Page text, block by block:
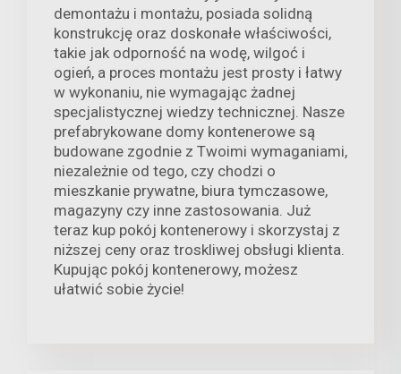
demontażu i montażu, posiada solidną
konstrukcję oraz doskonałe właściwości,
takie jak odporność na wodę, wilgoć i
ogień, a proces montażu jest prosty i łatwy
w wykonaniu, nie wymagając żadnej
specjalistycznej wiedzy technicznej. Nasze
prefabrykowane domy kontenerowe są
budowane zgodnie z Twoimi wymaganiami,
niezależnie od tego, czy chodzi o
mieszkanie prywatne, biura tymczasowe,
magazyny czy inne zastosowania. Już
teraz kup pokój kontenerowy i skorzystaj z
niższej ceny oraz troskliwej obsługi klienta.
Kupując pokój kontenerowy, możesz
ułatwić sobie życie!